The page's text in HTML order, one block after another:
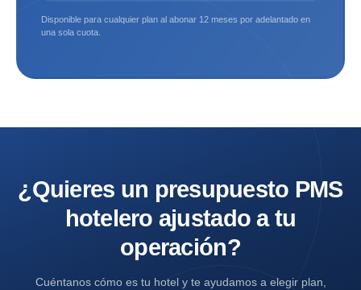
Disponible para cualquier plan al abonar 12 meses por adelantado en
una sola cuota.
¿Quieres un presupuesto PMS
hotelero ajustado a tu
operación?
Cuéntanos cómo es tu hotel y te ayudamos a elegir plan,